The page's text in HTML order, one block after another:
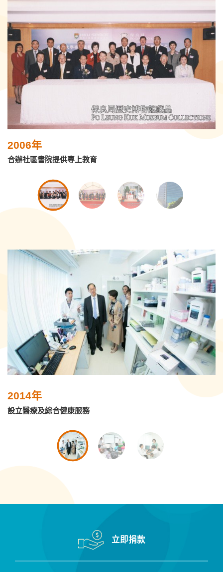
2006年
合辦社區書院提供專上教育
2014年
設立醫療及綜合健康服務
立即捐款